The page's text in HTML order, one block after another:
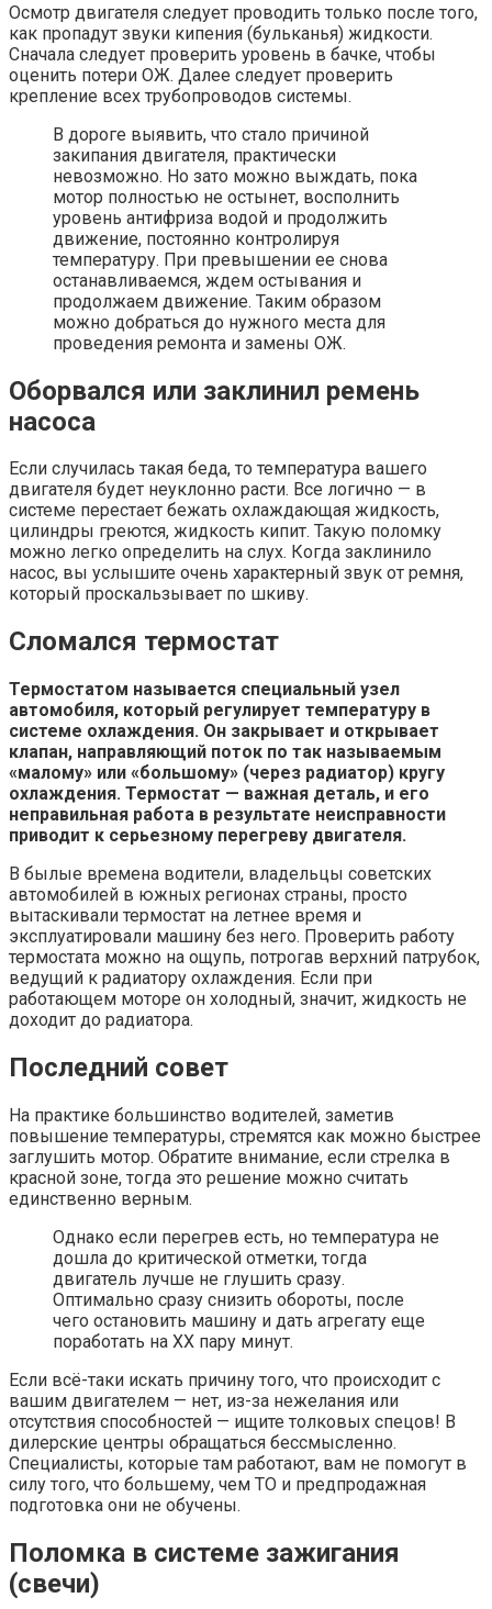
Осмотр двигателя следует проводить только после того,
как пропадут звуки кипения (бульканья) жидкости.
Сначала следует проверить уровень в бачке, чтобы
оценить потери ОЖ. Далее следует проверить
крепление всех трубопроводов системы.
В дороге выявить, что стало причиной
закипания двигателя, практически
невозможно. Но зато можно выждать, пока
мотор полностью не остынет, восполнить
уровень антифриза водой и продолжить
движение, постоянно контролируя
температуру. При превышении ее снова
останавливаемся, ждем остывания и
продолжаем движение. Таким образом
можно добраться до нужного места для
проведения ремонта и замены ОЖ.
Оборвался или заклинил ремень
насоса
Если случилась такая беда, то температура вашего
двигателя будет неуклонно расти. Все логично — в
системе перестает бежать охлаждающая жидкость,
цилиндры греются, жидкость кипит. Такую поломку
можно легко определить на слух. Когда заклинило
насос, вы услышите очень характерный звук от ремня,
который проскальзывает по шкиву.
Сломался термостат
Термостатом называется специальный узел
автомобиля, который регулирует температуру в
системе охлаждения. Он закрывает и открывает
клапан, направляющий поток по так называемым
«малому» или «большому» (через радиатор) кругу
охлаждения. Термостат — важная деталь, и его
неправильная работа в результате неисправности
приводит к серьезному перегреву двигателя.
В былые времена водители, владельцы советских
автомобилей в южных регионах страны, просто
вытаскивали термостат на летнее время и
эксплуатировали машину без него. Проверить работу
термостата можно на ощупь, потрогав верхний патрубок,
ведущий к радиатору охлаждения. Если при
работающем моторе он холодный, значит, жидкость не
доходит до радиатора.
Последний совет
На практике большинство водителей, заметив
повышение температуры, стремятся как можно быстрее
заглушить мотор. Обратите внимание, если стрелка в
красной зоне, тогда это решение можно считать
единственно верным.
Однако если перегрев есть, но температура не
дошла до критической отметки, тогда
двигатель лучше не глушить сразу.
Оптимально сразу снизить обороты, после
чего остановить машину и дать агрегату еще
поработать на ХХ пару минут.
Если всё-таки искать причину того, что происходит с
вашим двигателем — нет, из-за нежелания или
отсутствия способностей — ищите толковых спецов! В
дилерские центры обращаться бессмысленно.
Специалисты, которые там работают, вам не помогут в
силу того, что большему, чем ТО и предпродажная
подготовка они не обучены.
Поломка в системе зажигания
(свечи)